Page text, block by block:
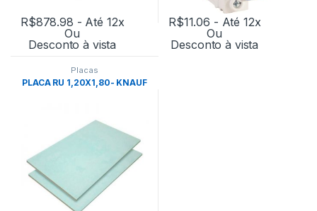
R$878.98 - Até 12x
Ou
Desconto à vista
R$11.06 - Até 12x
Ou
Desconto à vista
Placas
PLACA RU 1,20X1,80- KNAUF